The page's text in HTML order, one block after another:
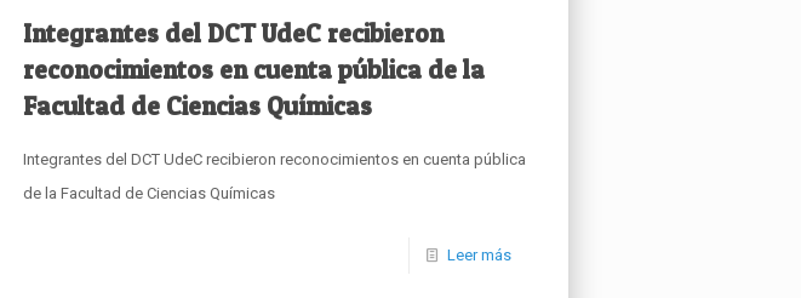
Integrantes del DCT UdeC recibieron
reconocimientos en cuenta pública de la
Facultad de Ciencias Químicas
Integrantes del DCT UdeC recibieron reconocimientos en cuenta pública
de la Facultad de Ciencias Químicas
Leer más